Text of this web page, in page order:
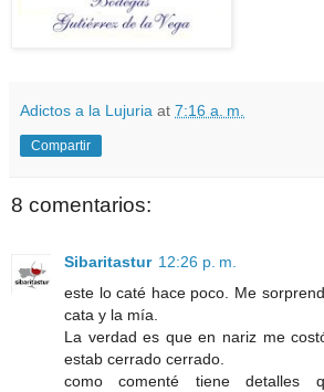
Adictos a la Lujuria at 7:16 a. m.
Compartir
8 comentarios:
Sibaritastur 12:26 p. m.
este lo caté hace poco. Me
cata y la mía.
La verdad es que en nariz me
estab cerrado cerrado.
como comenté tiene detalles